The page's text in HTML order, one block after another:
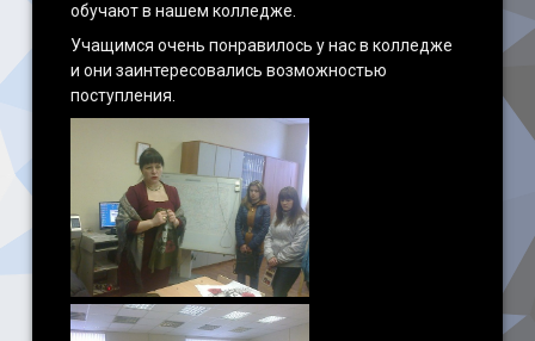
обучают в нашем колледже.
Учащимся очень понравилось у нас в колледже
и они заинтересовались возможностью
поступления.